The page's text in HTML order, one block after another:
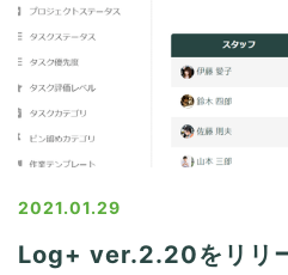
2021.01.29
Log+ ver.2.20をリリ